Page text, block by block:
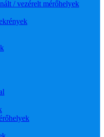
/ vezérelt mérőhelyek